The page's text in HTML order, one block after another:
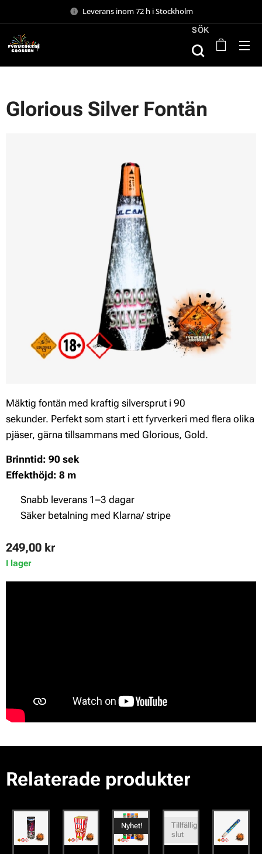
Leverans inom 72 h i Stockholm
SÖK
Glorious Silver Fontän
Mäktig fontän med kraftig silversprut i 90
sekunder. Perfekt som start i ett fyrverkeri med flera olika
pjäser, gärna tillsammans med Glorious, Gold.
Brinntid: 90 sek
Effekthöjd: 8 m
✔ Snabb leverans 1–3 dagar
✔ Säker betalning med Klarna/ stripe
249,00 kr
I lager
Relaterade produkter
Nyhet!
Tillfälligt
slut